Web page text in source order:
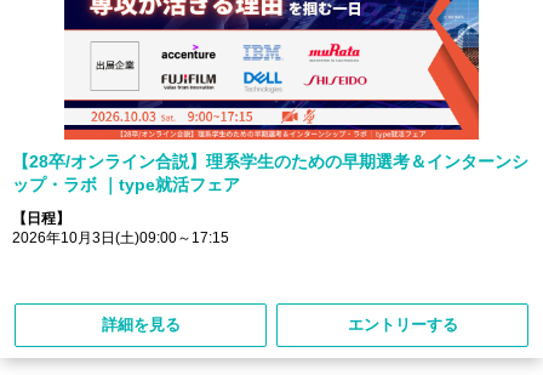
【28卒/オンライン合説】理系学生のための早期選考＆インターンシ
ップ・ラボ ｜type就活フェア
【日程】
2026年10月3日(土)09:00～17:15
詳細を見る エントリーする